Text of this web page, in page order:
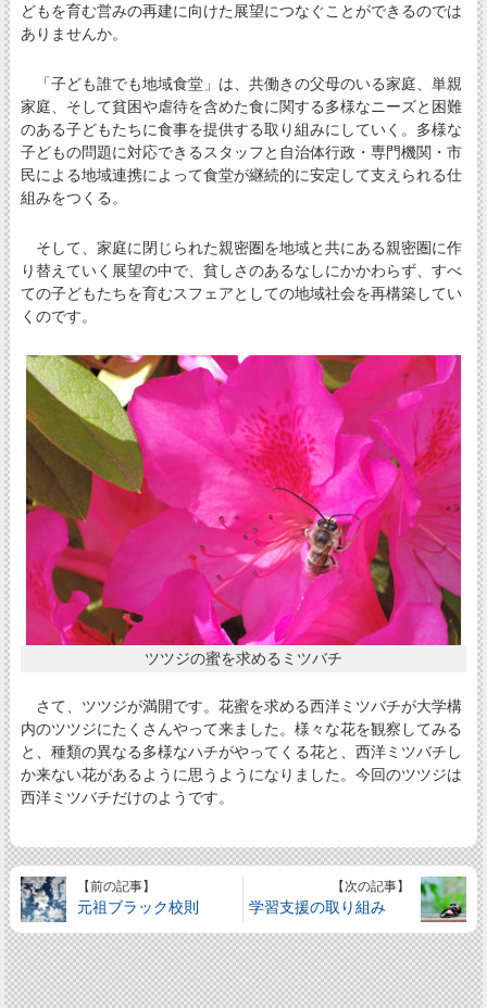
どもを育む営みの再建に向けた展望につなぐことができるのでは
ありませんか。
「子ども誰でも地域食堂」は、共働きの父母のいる家庭、単親
家庭、そして貧困や虐待を含めた食に関する多様なニーズと困難
のある子どもたちに食事を提供する取り組みにしていく。多様な
子どもの問題に対応できるスタッフと自治体行政・専門機関・市
民による地域連携によって食堂が継続的に安定して支えられる仕
組みをつくる。
そして、家庭に閉じられた親密圏を地域と共にある親密圏に作
り替えていく展望の中で、貧しさのあるなしにかかわらず、すべ
ての子どもたちを育むスフェアとしての地域社会を再構築してい
くのです。
ツツジの蜜を求めるミツバチ
さて、ツツジが満開です。花蜜を求める西洋ミツバチが大学構
内のツツジにたくさんやって来ました。様々な花を観察してみる
と、種類の異なる多様なハチがやってくる花と、西洋ミツバチし
か来ない花があるように思うようになりました。今回のツツジは
西洋ミツバチだけのようです。
【前の記事】
元祖ブラック校則
【次の記事】
学習支援の取り組み